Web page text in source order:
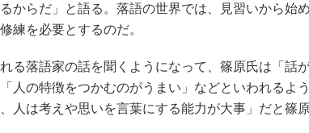
からだ」と語る。落語の世界では、見習いから始
練を必要とするのだ。
る落語家の話を聞くようになって、篠原氏は「話が
人の特徴をつかむのがうまい」などといわれるよ
人は考えや思いを言葉にする能力が大事」だと篠